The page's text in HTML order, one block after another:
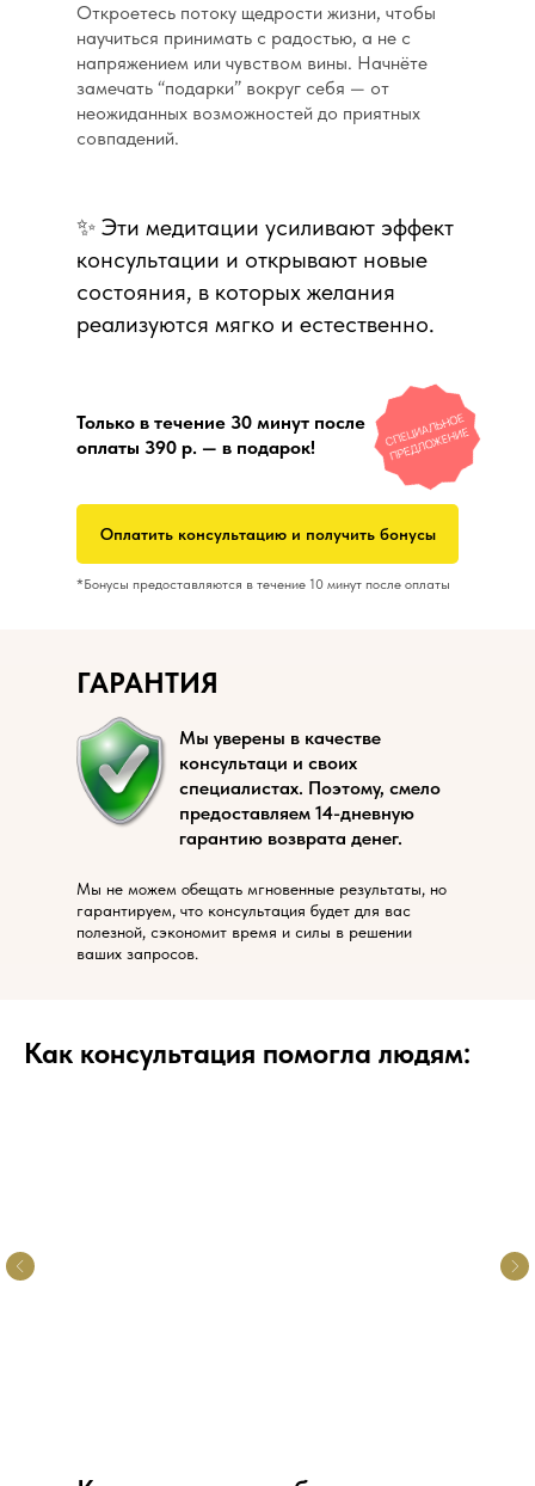
Откроетесь потоку щедрости жизни, чтобы
научиться принимать с радостью, а не с
напряжением или чувством вины. Начнёте
замечать “подарки” вокруг себя — от
неожиданных возможностей до приятных
совпадений.
Только в течение 30 минут после
оплаты 390 р. — в подарок!
*Бонусы предоставляются в течение 10 минут после оплаты
✨ Эти медитации усиливают эффект
консультации и открывают новые
состояния, в которых желания
реализуются мягко и естественно.
Оплатить консультацию и получить бонусы
ГАРАНТИЯ
Мы уверены в качестве
консультаци и своих
специалистах. Поэтому, смело
предоставляем 14-дневную
гарантию возврата денег.
Мы не можем обещать мгновенные результаты, но
гарантируем, что консультация будет для вас
полезной, сэкономит время и силы в решении
ваших запросов.
Как консультация помогла людям: